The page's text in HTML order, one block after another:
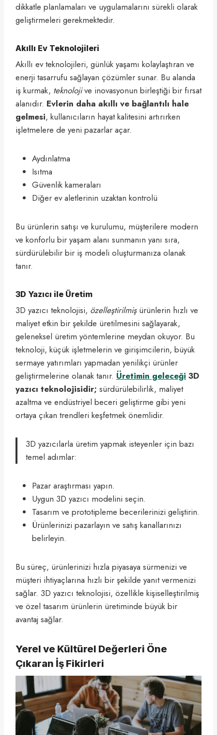
dikkatle planlamaları ve uygulamalarını sürekli olarak
geliştirmeleri gerekmektedir.
Akıllı Ev Teknolojileri
Akıllı ev teknolojileri, günlük yaşamı kolaylaştıran ve
enerji tasarrufu sağlayan çözümler sunar. Bu alanda
iş kurmak, teknolojive inovasyonun birleştiği bir fırsat
alanıdır. Evlerin daha akıllı ve bağlantılı hale
gelmesi, kullanıcıların hayat kalitesini artırırken
işletmelere de yeni pazarlar açar.
Aydınlatma
Isıtma
Güvenlik kameraları
Diğer ev aletlerinin uzaktan kontrolü
Bu ürünlerin satışı ve kurulumu, müşterilere modern
ve konforlu bir yaşam alanı sunmanın yanı sıra,
sürdürülebilir bir iş modeli oluşturmanıza olanak
tanır.
3D Yazıcı ile Üretim
3D yazıcı teknolojisi, özelleştirilmişürünlerin hızlı ve
maliyet etkin bir şekilde üretilmesini sağlayarak,
geleneksel üretim yöntemlerine meydan okuyor. Bu
teknoloji, küçük işletmelerin ve girişimcilerin, büyük
sermaye yatırımları yapmadan yenilikçi ürünler
geliştirmelerine olanak tanır. Üretimin geleceği 3D
yazıcı teknolojisidir; sürdürülebilirlik, maliyet
azaltma ve endüstriyel beceri geliştirme gibi yeni
ortaya çıkan trendleri keşfetmek önemlidir.
3D yazıcılarla üretim yapmak isteyenler için bazı
temel adımlar:
Pazar araştırması yapın.
Uygun 3D yazıcı modelini seçin.
Tasarım ve prototipleme becerilerinizi geliştirin.
Ürünlerinizi pazarlayın ve satış kanallarınızı
belirleyin.
Bu süreç, ürünlerinizi hızla piyasaya sürmenizi ve
müşteri ihtiyaçlarına hızlı bir şekilde yanıt vermenizi
sağlar. 3D yazıcı teknolojisi, özellikle kişiselleştirilmiş
ve özel tasarım ürünlerin üretiminde büyük bir
avantaj sağlar.
Yerel ve Kültürel Değerleri Öne
Çıkaran İş Fikirleri